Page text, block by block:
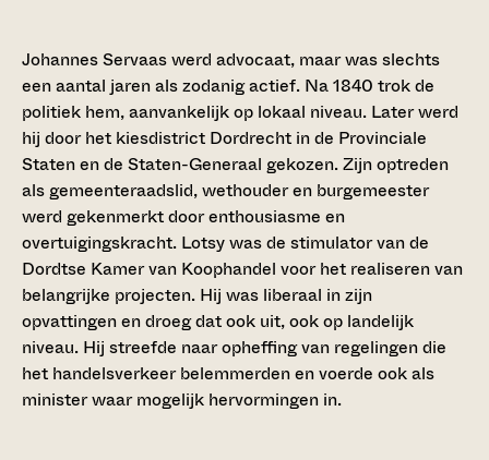
Johannes Servaas werd advocaat, maar was slechts
een aantal jaren als zodanig actief. Na 1840 trok de
politiek hem, aanvankelijk op lokaal niveau. Later werd
hij door het kiesdistrict Dordrecht in de Provinciale
Staten en de Staten-Generaal gekozen. Zijn optreden
als gemeenteraadslid, wethouder en burgemeester
werd gekenmerkt door enthousiasme en
overtuigingskracht. Lotsy was de stimulator van de
Dordtse Kamer van Koophandel voor het realiseren van
belangrijke projecten. Hij was liberaal in zijn
opvattingen en droeg dat ook uit, ook op landelijk
niveau. Hij streefde naar opheffing van regelingen die
het handelsverkeer belemmerden en voerde ook als
minister waar mogelijk hervormingen in.